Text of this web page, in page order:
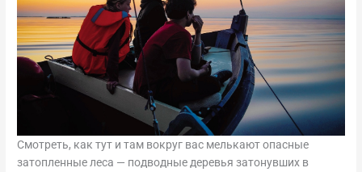
Смотреть, как тут и там вокруг вас мелькают опасные
затопленные леса — подводные деревья затонувших в